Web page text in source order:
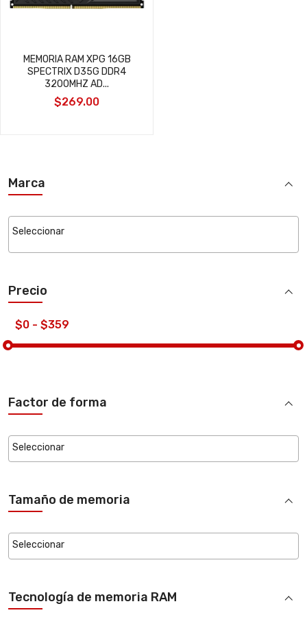
Marca
Precio
Factor de forma
Tamaño de memoria
Tecnología de memoria RAM
MEMORIA RAM XPG 16GB
SPECTRIX D35G DDR4
3200MHZ AD...
$269.00